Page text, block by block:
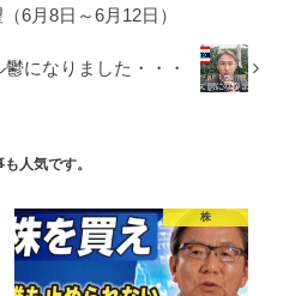
6月8日～6月12日）
鬱になりました・・・
人気です。
株